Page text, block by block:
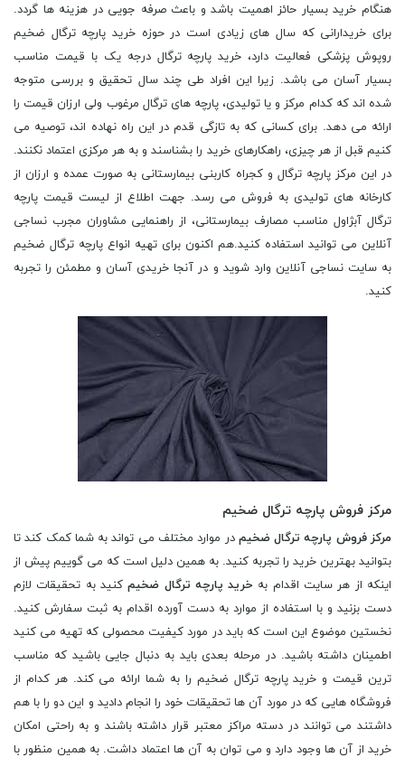
هنگام خرید بسیار حائز اهمیت باشد و باعث صرفه جویی در هزینه ها گردد.
برای خریدارانی که سال های زیادی است در حوزه خرید پارچه ترگال ضخیم
روپوش پزشکی فعالیت دارد، خرید پارچه ترگال درجه یک با قیمت مناسب
بسیار آسان می باشد. زیرا این افراد طی چند سال تحقیق و بررسی متوجه
شده اند که کدام مرکز و یا تولیدی، پارچه های ترگال مرغوب ولی ارزان قیمت را
ارائه می دهد. برای کسانی که به تازگی قدم در این راه نهاده اند، توصیه می
کنیم قبل از هر چیزی، راهکارهای خرید را بشناسند و به هر مرکزی اعتماد نکنند.
در این مرکز پارچه ترگال و کجراه کاربنی بیمارستانی به صورت عمده و ارزان از
کارخانه های تولیدی به فروش می رسد. جهت اطلاع از لیست قیمت پارچه
ترگال آبژاول مناسب مصارف بیمارستانی، از راهنمایی مشاوران مجرب نساجی
آنلاین می توانید استفاده کنید.هم اکنون برای تهیه انواع پارچه ترگال ضخیم
به سایت نساجی آنلاین وارد شوید و در آنجا خریدی آسان و مطمئن را تجربه
کنید.
مرکز فروش پارچه ترگال ضخیم
مرکز فروش پارچه ترگال ضخیم در موارد مختلف می تواند به شما کمک کند تا
بتوانید بهترین خرید را تجربه کنید. به همین دلیل است که می گوییم پیش از
اینکه از هر سایت اقدام به خرید پارچه ترگال ضخیمکنید به تحقیقات لازم
دست بزنید و با استفاده از موارد به دست آورده اقدام به ثبت سفارش کنید.
نخستین موضوع این است که باید در مورد کیفیت محصولی که تهیه می کنید
اطمینان داشته باشید. در مرحله بعدی باید به دنبال جایی باشید که مناسب
ترین قیمت و خرید پارچه ترگال ضخیم را به شما ارائه می کند. هر کدام از
فروشگاه هایی که در مورد آن ها تحقیقات خود را انجام دادید و این دو را با هم
داشتند می توانند در دسته مراکز معتبر قرار داشته باشند و به راحتی امکان
خرید از آن ها وجود دارد و می توان به آن ها اعتماد داشت. به همین منظور با